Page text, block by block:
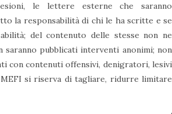
le lettere esterne che saranno
la responsabilità di chi le ha scritte e se
del contenuto delle stesse non ne
saranno pubblicati interventi anonimi; non
con contenuti offensivi, denigratori, lesivi
si riserva di tagliare, ridurre limitare